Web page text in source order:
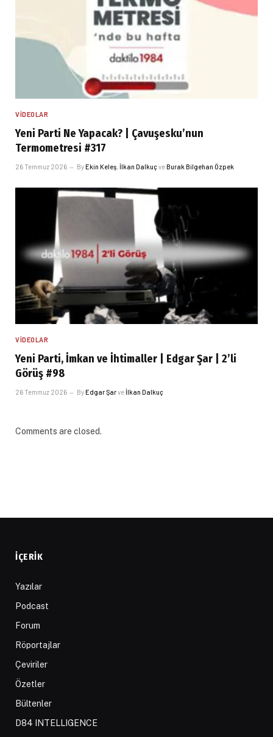
VIDEOLAR
Yeni Parti Ne Yapacak? | Çavuşesku’nun
Termometresi #317
26 Temmuz 2026 ByEkin Keleş, İlkan DalkuçveBurak Bilgehan Özpek
VIDEOLAR
Yeni Parti, İmkan ve İhtimaller | Edgar Şar | 2’li
Görüş #98
26 Temmuz 2026 ByEdgar Şarve İlkan Dalkuç
Comments are closed.
İÇERIK
Yazılar
Podcast
Forum
Röportajlar
Çeviriler
Özetler
Bültenler
D84 INTELLIGENCE